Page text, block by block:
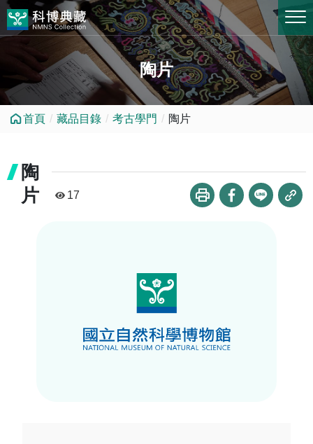
跳到中央內容區塊
陶片
首頁 藏品目錄 考古學門 陶片
陶
片
17